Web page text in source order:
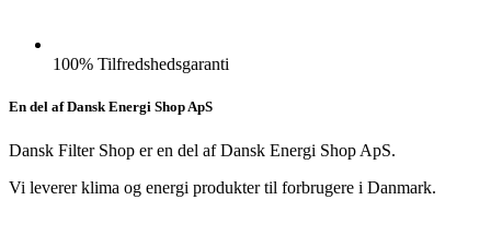
100% Tilfredshedsgaranti
En del af Dansk Energi Shop ApS
Dansk Filter Shop er en del af Dansk Energi Shop ApS.
Vi leverer klima og energi produkter til forbrugere i Danmark.